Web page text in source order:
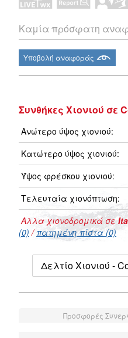
Καμία πρόσφατη
Υποβολή αναφοράς
Συνθήκες Χιονιού σε
Ανώτερο ύψος χιονιού:
Κατώτερο ύψος χιονιού:
Ύψος φρέσκου χιονιού:
Τελευταία χιονόπτωση:
Αλλα χιονοδρομικά σε
(0) /πατημένη πίστα (0)
Δελτίο Χιονιού -
Προσφορές